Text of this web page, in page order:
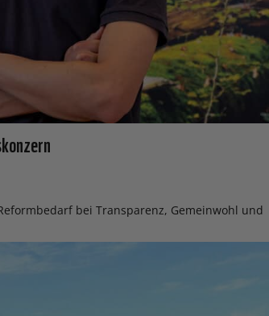
bei Transparenz, Gemeinwohl und